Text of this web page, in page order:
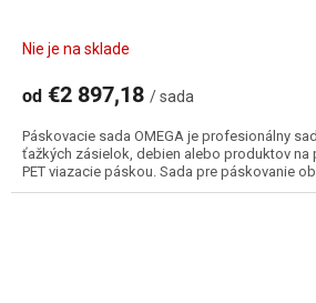
Nie je na sklade
od €2 897,18 / sada
Páskovacie sada OMEGA je profesionálny
ťažkých zásielok, debien alebo produktov na
PET viazacie páskou. Sada pre páskovanie